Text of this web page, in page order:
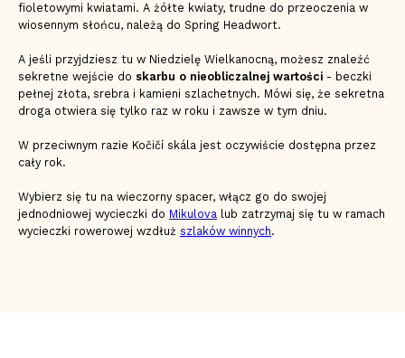
fioletowymi kwiatami. A żółte kwiaty, trudne do przeoczenia w
wiosennym słońcu, należą do Spring Headwort.
A jeśli przyjdziesz tu w Niedzielę Wielkanocną, możesz znaleźć
sekretne wejście do skarbu o nieobliczalnej wartości - beczki
pełnej złota, srebra i kamieni szlachetnych. Mówi się, że sekretna
droga otwiera się tylko raz w roku i zawsze w tym dniu.
W przeciwnym razie Kočičí skála jest oczywiście dostępna przez
cały rok.
Wybierz się tu na wieczorny spacer, włącz go do swojej
jednodniowej wycieczki do Mikulova lub zatrzymaj się tu w ramach
wycieczki rowerowej wzdłuż szlaków winnych.